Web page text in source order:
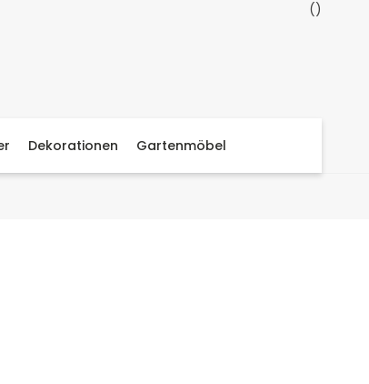
Dekorationen Gartenmöbel